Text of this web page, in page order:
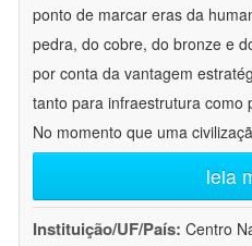
ponto de marcar eras da
pedra, do cobre, do bronze e
por conta da vantagem
tanto para infraestrutura como
No momento que uma
leia
Instituição/UF/País: Centro